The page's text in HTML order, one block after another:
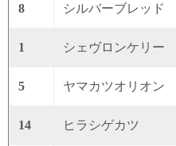
8 シルバーブレッド
1 シェヴロンケリー
5 ヤマカツオリオン
14 ヒラシゲカツ